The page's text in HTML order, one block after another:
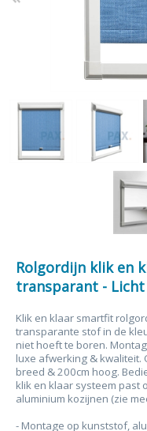
Rolgordijn klik en
transparant -
Klik en klaar smartfit
transparante stof in de
niet hoeft te boren.
luxe afwerking & kwaliteit.
breed & 200cm hoog.
klik en klaar systeem past
aluminium kozijnen (zie
- Montage op kunststof,